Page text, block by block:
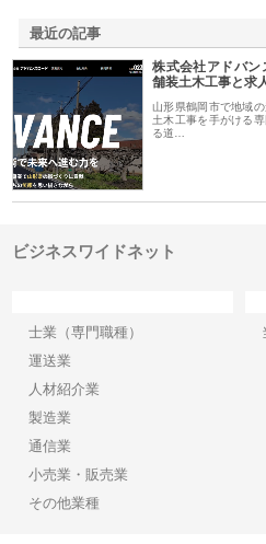
最近の記事
株式会社アドバン
舗装土木工事と求
山形県鶴岡市で地域
土木工事を手がける
る道…
ビジネスワイドネット
士業（専門職種）
運送業
人材紹介業
製造業
通信業
小売業・販売業
その他業種